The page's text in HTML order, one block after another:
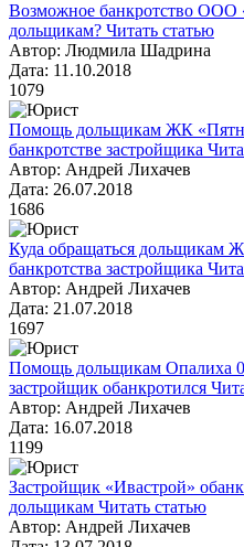
Возможное банкротство ООО
дольщикам? Читать статью
Автор: Людмила Шадрина
Дата: 11.10.2018
1079
Помощь дольщикам ЖК
банкротстве застройщика
Автор: Андрей Лихачев
Дата: 26.07.2018
1686
Куда обращаться дольщикам
банкротства застройщика
Автор: Андрей Лихачев
Дата: 21.07.2018
1697
Помощь дольщикам Опалиха
застройщик обанкротился
Автор: Андрей Лихачев
Дата: 16.07.2018
1199
Застройщик «Ивастрой»
дольщикам Читать статью
Автор: Андрей Лихачев